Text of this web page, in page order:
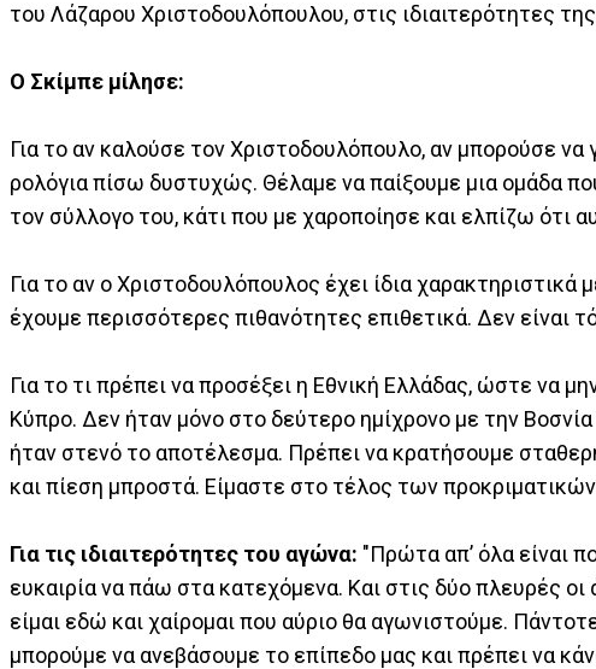
του Λάζαρου Χριστοδουλόπουλου, στις ιδιαιτερότητες
Ο Σκίμπε μίλησε:
Για το αν καλούσε τον Χριστοδουλόπουλο, αν μπορούσε
ρολόγια πίσω δυστυχώς. Θέλαμε να παίξουμε μια ομάδα
τον σύλλογο του, κάτι που με χαροποίησε και ελπίζω ότι
Για το αν ο Χριστοδουλόπουλος έχει ίδια
έχουμε περισσότερες πιθανότητες επιθετικά. Δεν είναι
Για το τι πρέπει να προσέξει η Εθνική Eλλάδας, ώστε να
Κύπρο. Δεν ήταν μόνο στο δεύτερο ημίχρονο με την
ήταν στενό το αποτέλεσμα. Πρέπει να κρατήσουμε
και πίεση μπροστά. Είμαστε στο τέλος των
Για τις ιδιαιτερότητες του αγώνα: "Πρώτα απ’ όλα είναι
ευκαιρία να πάω στα κατεχόμενα. Και στις δύο πλευρές οι
είμαι εδώ και χαίρομαι που αύριο θα αγωνιστούμε.
μπορούμε να ανεβάσουμε το επίπεδο μας και πρέπει να